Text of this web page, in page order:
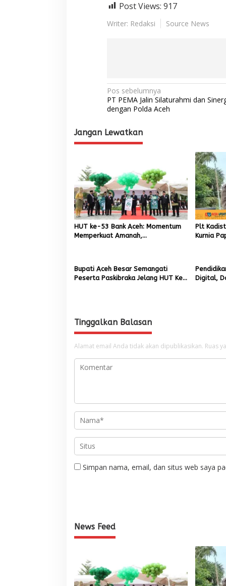
Post Views: 917
Writer: Redaksi Source News
N
a
i
g
s
i
p
o
s
Pos sebelumnya
PT PEMA Jalin Silaturahmi dan
dengan Polda Aceh
Jangan Lewatkan
HUT ke-53 Bank Aceh: Momentum
Memperkuat Amanah,
Plt
Kurnia
Bupati Aceh Besar Semangati
Peserta Paskibraka Jelang HUT Ke-
Digital,
Tinggalkan Balasan
Alamat email Anda tidak akan dipublikasikan. Ruas
Simpan nama, email, dan situs web saya
News Feed